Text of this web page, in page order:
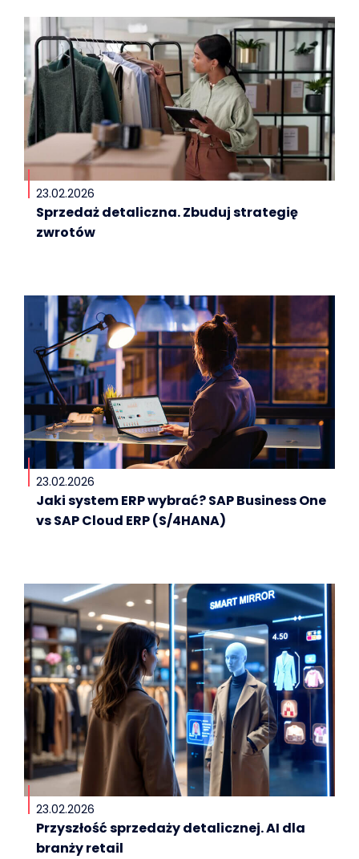
23.02.2026
Sprzedaż detaliczna. Zbuduj strategię
zwrotów
23.02.2026
Jaki system ERP wybrać? SAP Business One
vs SAP Cloud ERP (S/4HANA)
23.02.2026
Przyszłość sprzedaży detalicznej. AI dla
branży retail